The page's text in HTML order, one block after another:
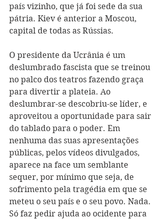
país vizinho, que já foi sede da sua
pátria. Kiev é anterior a Moscou,
capital de todas as Rússias.
O presidente da Ucrânia é um
deslumbrado fascista que se treinou
no palco dos teatros fazendo graça
para divertir a plateia. Ao
deslumbrar-se descobriu-se líder, e
aproveitou a oportunidade para sair
do tablado para o poder. Em
nenhuma das suas apresentações
públicas, pelos vídeos divulgados,
aparece na face um semblante
sequer, por mínimo que seja, de
sofrimento pela tragédia em que se
meteu o seu país e o seu povo. Nada.
Só faz pedir ajuda ao ocidente para